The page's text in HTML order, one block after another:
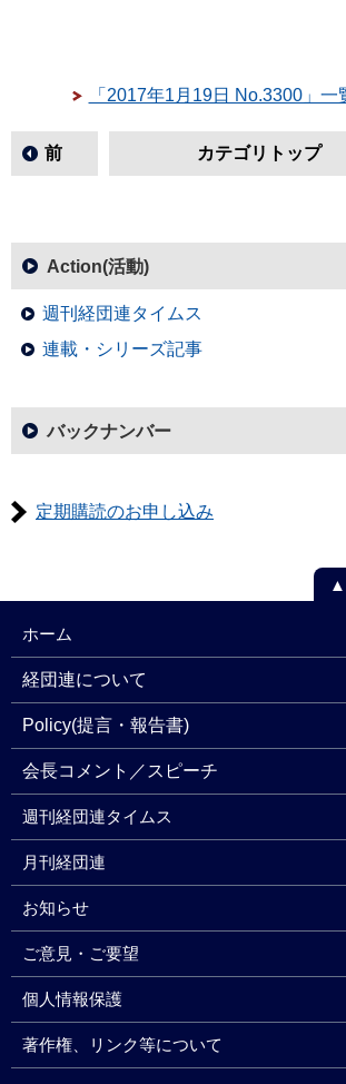
「2017年1月19日 No.3300」一
前 カテゴリトップ
Action(活動)
週刊経団連タイムス
連載・シリーズ記事
バックナンバー
定期購読のお申し込み
ホーム
経団連について
Policy(提言・報告書)
会長コメント／スピーチ
週刊経団連タイムス
月刊経団連
お知らせ
ご意見・ご要望
個人情報保護
著作権、リンク等について